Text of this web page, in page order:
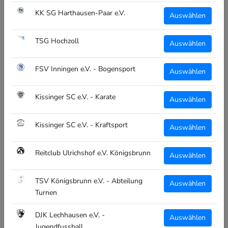
KK SG Harthausen-Paar e.V. Auswählen
TSG Hochzoll Auswählen
FSV Inningen e.V. - Bogensport Auswählen
Kissinger SC e.V. - Karate Auswählen
Kissinger SC e.V. - Kraftsport Auswählen
Reitclub Ulrichshof e.V. Königsbrunn Auswählen
TSV Königsbrunn e.V. - Abteilung
Turnen
Auswählen
DJK Lechhausen e.V. -
Auswählen
CLASSIC T-SHIRT
Modernes klassisches T-Shirt mit Rundstrick für optimale
Passform und doppeltem Kragenbündchen
Druck Vorderseite:
BC HAMMER LOGO
Individuelle Beschriftung / Personalisierung:
auf Wunsch gegen Aufpreis möglich
Details: